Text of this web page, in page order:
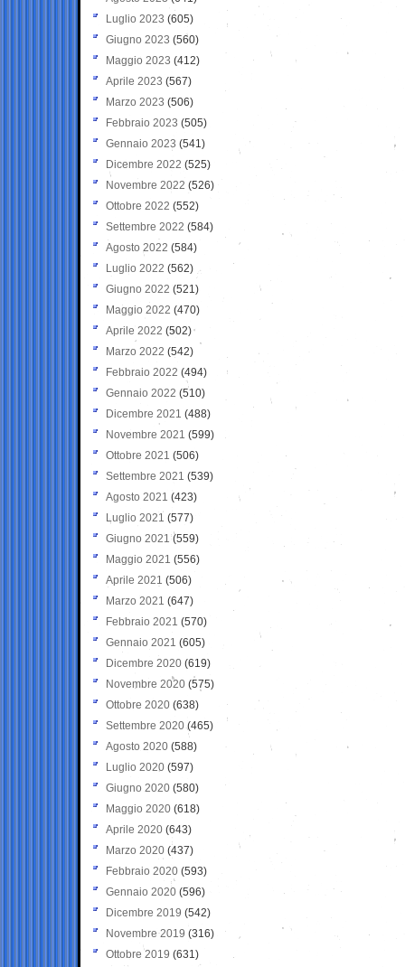
Luglio 2023 (605)
Giugno 2023 (560)
Maggio 2023 (412)
Aprile 2023 (567)
Marzo 2023 (506)
Febbraio 2023 (505)
Gennaio 2023 (541)
Dicembre 2022 (525)
Novembre 2022 (526)
Ottobre 2022 (552)
Settembre 2022 (584)
Agosto 2022 (584)
Luglio 2022 (562)
Giugno 2022 (521)
Maggio 2022 (470)
Aprile 2022 (502)
Marzo 2022 (542)
Febbraio 2022 (494)
Gennaio 2022 (510)
Dicembre 2021 (488)
Novembre 2021 (599)
Ottobre 2021 (506)
Settembre 2021 (539)
Agosto 2021 (423)
Luglio 2021 (577)
Giugno 2021(559)
Maggio 2021 (556)
Aprile 2021 (506)
Marzo 2021 (647)
Febbraio 2021 (570)
Gennaio 2021 (605)
Dicembre 2020 (619)
Novembre 2020 (575)
Ottobre 2020 (638)
Settembre 2020(465)
Agosto 2020 (588)
Luglio 2020 (597)
Giugno 2020 (580)
Maggio 2020 (618)
Aprile 2020 (643)
Marzo 2020 (437)
Febbraio 2020 (593)
Gennaio 2020 (596)
Dicembre 2019 (542)
Novembre 2019 (316)
Ottobre 2019 (631)